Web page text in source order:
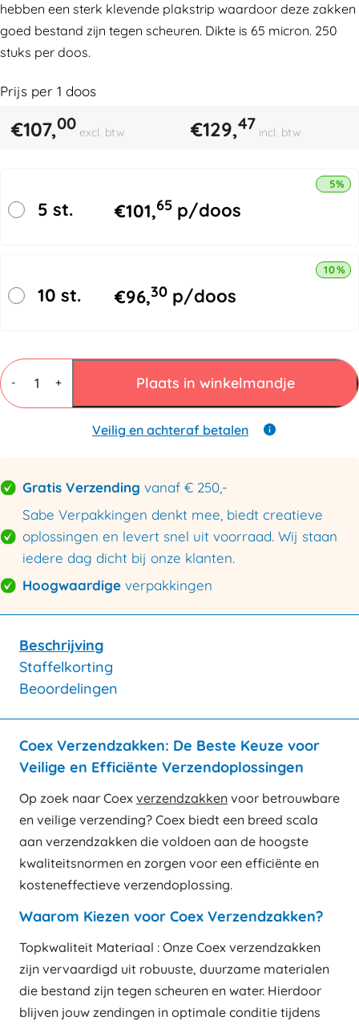
hebben een sterk klevende plakstrip waardoor deze zakken
goed bestand zijn tegen scheuren. Dikte is 65 micron. 250
stuks per doos.
Prijs per 1 doos
€107,00 excl. btw €129,47 incl. btw
5 st. €101,65 p/doos
5%
10 st. €96,30 p/doos
10%
-
Verzendzakken
Coex
600x900+50mm
aantal
+ Plaats in winkelmandje
Veilig en achteraf betalen
Gratis Verzending vanaf € 250,-
Sabe Verpakkingen denkt mee, biedt creatieve
oplossingen en levert snel uit voorraad. Wij staan
iedere dag dicht bij onze klanten.
Hoogwaardige verpakkingen
Beschrijving
Staffelkorting
Beoordelingen
Coex Verzendzakken: De Beste Keuze voor
Veilige en Efficiënte Verzendoplossingen
Op zoek naar Coex verzendzakken voor betrouwbare
en veilige verzending? Coex biedt een breed scala
aan verzendzakken die voldoen aan de hoogste
kwaliteitsnormen en zorgen voor een efficiënte en
kosteneffectieve verzendoplossing.
Waarom Kiezen voor Coex Verzendzakken?
Topkwaliteit Materiaal : Onze Coex verzendzakken
zijn vervaardigd uit robuuste, duurzame materialen
die bestand zijn tegen scheuren en water. Hierdoor
blijven jouw zendingen in optimale conditie tijdens